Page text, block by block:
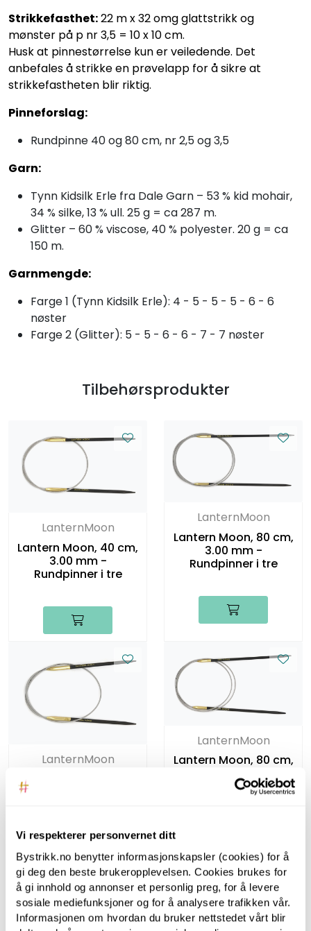
Vi respekterer personvernet ditt
Bystrikk.no benytter informasjonskapsler (cookies) for å
gi deg den beste brukeropplevelsen. Cookies brukes for
å gi innhold og annonser et personlig preg, for å levere
sosiale mediefunksjoner og for å analysere trafikken vår.
Informasjonen om hvordan du bruker nettstedet vårt blir
Strikkefasthet:22 m x 32 omg glattstrikk og
mønster på p nr 3,5 = 10 x 10 cm.
Husk at pinnestørrelse kun er veiledende. Det
anbefales å strikke en prøvelapp for å sikre at
strikkefastheten blir riktig.
Pinneforslag:
Rundpinne 40 og 80 cm, nr 2,5 og 3,5
Garn:
Tynn Kidsilk Erle fra Dale Garn – 53 % kid mohair,
34 % silke, 13 % ull. 25 g = ca 287 m.
Glitter – 60 % viscose, 40 % polyester. 20 g = ca
150 m.
Garnmengde:
Farge 1 (Tynn Kidsilk Erle): 4 - 5 - 5 - 5 - 6 - 6
nøster
Farge 2 (Glitter): 5 - 5 - 6 - 6 - 7 - 7 nøster
Tilbehørsprodukter
LanternMoon
Lantern Moon, 40 cm,
3.00 mm -
Rundpinner i tre
LanternMoon
Lantern Moon, 80 cm,
3.00 mm -
Rundpinner i tre
LanternMoon
Lantern Moon, 40 cm,
LanternMoon
Lantern Moon, 80 cm,
Rundpinner i tre